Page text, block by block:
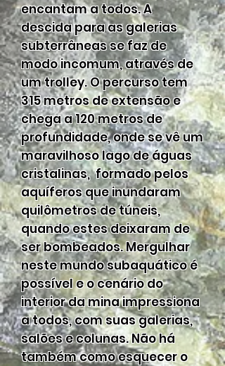
encantam a todos. A
descida para as galerias
subterrâneas se faz de
modo incomum, através de
um trolley. O percurso tem
315 metros de extensão e
chega a 120 metros de
profundidade, onde se vê um
maravilhoso lago de águas
cristalinas, formado pelos
aquíferos que inundaram
quilômetros de túneis,
quando estes deixaram de
ser bombeados. Mergulhar
neste mundo subaquático é
possível e o cenário do
interior da mina impressiona
a todos, com suas galerias,
salões e colunas. Não há
também como esquecer o